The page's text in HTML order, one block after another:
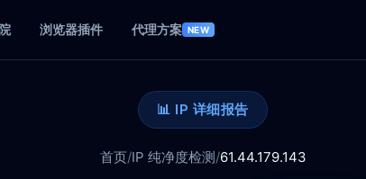
浏览器插件 代理方案 NEW
📊 IP 详细报告
首页/IP 纯净度检测/61.44.179.143